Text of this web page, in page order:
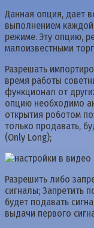
Данная опция, дает
выполнением
режиме. Эту опцию,
малоизвестными
Разрешать
время работы
функционал от
опцию необходимо
открытия роботом
только продавать,
(Only Long);
Разрешить либо
сигналы; Запретить
будет подавать
выдачи первого